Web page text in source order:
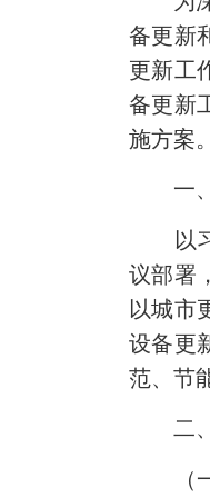
备更新
更新工
备更新
施方案。
一、
以习
议部署
以城市
设备更
范、节
二、
（一